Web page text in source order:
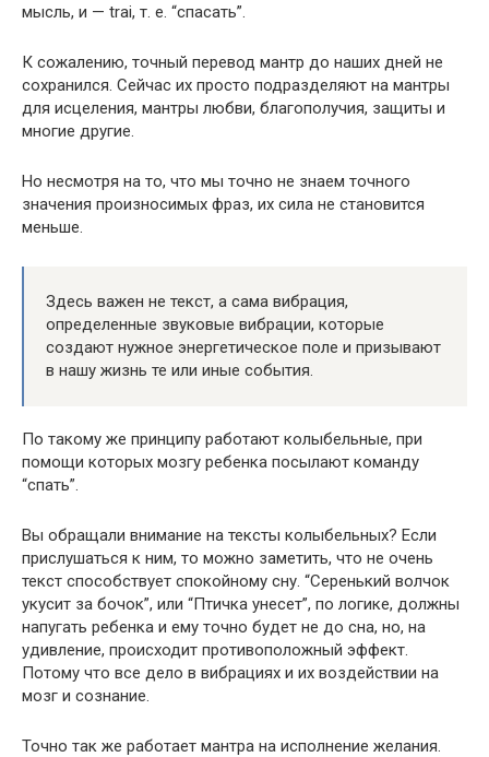
мысль, и — trai, т. е. “спасать”.
К сожалению, точный перевод мантр до наших дней не
сохранился. Сейчас их просто подразделяют на мантры
для исцеления, мантры любви, благополучия, защиты и
многие другие.
Но несмотря на то, что мы точно не знаем точного
значения произносимых фраз, их сила не становится
меньше.
Здесь важен не текст, а сама вибрация,
определенные звуковые вибрации, которые
создают нужное энергетическое поле и призывают
в нашу жизнь те или иные события.
По такому же принципу работают колыбельные, при
помощи которых мозгу ребенка посылают команду
“спать”.
Вы обращали внимание на тексты колыбельных? Если
прислушаться к ним, то можно заметить, что не очень
текст способствует спокойному сну. “Серенький волчок
укусит за бочок”, или “Птичка унесет”, по логике, должны
напугать ребенка и ему точно будет не до сна, но, на
удивление, происходит противоположный эффект.
Потому что все дело в вибрациях и их воздействии на
мозг и сознание.
Точно так же работает мантра на исполнение желания.